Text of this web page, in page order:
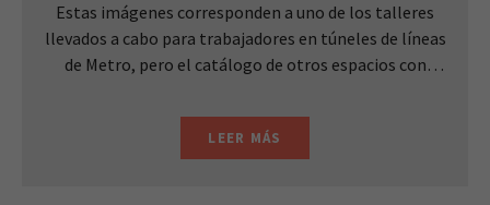
Estas imágenes corresponden a uno de los talleres
llevados a cabo para trabajadores en túneles de líneas
de Metro, pero el catálogo de otros espacios con
experimentar a quienes desempeñan su trabajo ...
LEER MÁS